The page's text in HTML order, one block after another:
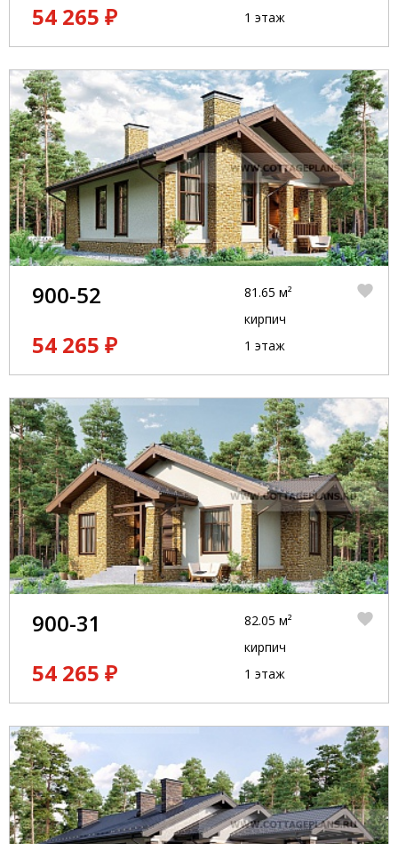
54 265 ₽
1 этаж
900-52
54 265 ₽
81.65 м²
кирпич
1 этаж
900-31
54 265 ₽
82.05 м²
кирпич
1 этаж